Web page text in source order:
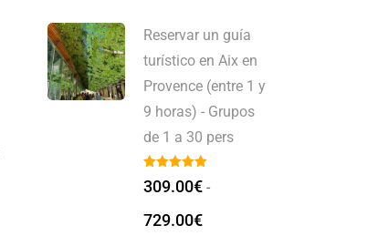
Reservar un guía
turístico en Aix en
Provence (entre 1 y
9 horas) - Grupos
de 1 a 30 pers
309.00€ -
729.00€